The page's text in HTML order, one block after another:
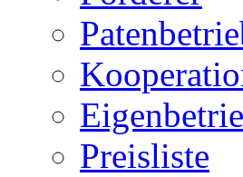
Preisliste